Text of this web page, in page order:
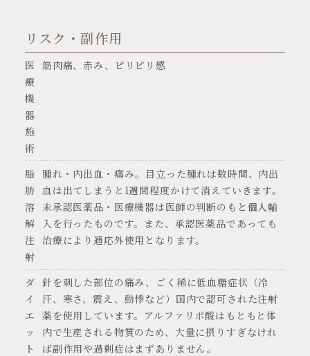
リスク・副作用
医
療
機
器
施
術
筋肉痛、赤み、ピリピリ感
脂
肪
溶
解
注
射
腫れ・内出血・痛み。目立った腫れは数時間、内出
血は出てしまうと1週間程度かけて消えていきます。
未承認医薬品・医療機器は医師の判断のもと個人輸
入を行ったものです。また、承認医薬品であっても
治療により適応外使用となります。
ダ
イ
エ
ッ
ト
針を刺した部位の痛み、ごく稀に低血糖症状（冷
汗、寒さ、震え、動悸など）国内で認可された注射
薬を使用しています。アルファリポ酸はもともと体
内で生産される物質のため、大量に摂りすぎなけれ
ば副作用や過剰症はまずありません。